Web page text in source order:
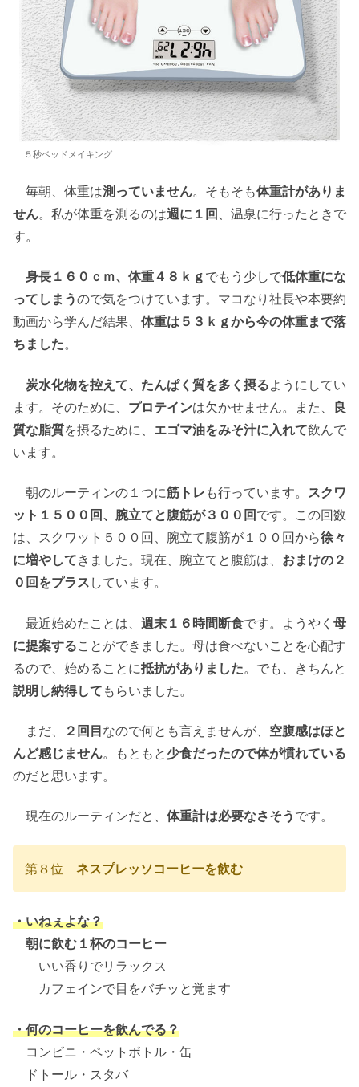
５秒ベッドメイキング
毎朝、体重は測っていません。そもそも体重計がありま
せん。私が体重を測るのは週に１回 、温泉に行ったときで
す。
身長１６０ｃｍ、体重４８ｋｇ でもう少しで低体重にな
ってしまうので気をつけています。マコなり社長や本要約
動画から学んだ結果、 体重は５３ｋｇから今の体重まで落
ちました。
炭水化物を控えて、たんぱく質を多く摂るようにしてい
ます。そのために、 プロテインは欠かせません。また、 良
質な脂質を摂るために、 エゴマ油をみそ汁に入れて飲んで
います。
朝のルーティンの１つに筋トレ も行っています。 スクワ
ット１５００回、腕立てと腹筋が３００回 です。この回数
は、スクワット５００回、腕立て腹筋が１００回から徐々
に増やしてきました。現在、腕立てと腹筋は、 おまけの２
０回をプラス しています。
最近始めたことは、 週末１６時間断食です。ようやく 母
に提案することができました。母は食べないことを心配す
るので、始めることに抵抗がありました。でも、きちんと
説明し納得して もらいました。
まだ、 ２回目なので何とも言えませんが、 空腹感はほと
んど感じません。もともと 少食だったので体が慣れている
のだと思います。
現在のルーティンだと、 体重計は必要なさそう です。
第８位 ネスプレッソコーヒーを飲む
・いねぇよな？
朝に飲む１杯のコーヒー
いい香りでリラックス
カフェインで目をバチッと覚ます
・何のコーヒーを飲んでる？
コンビニ・ペットボトル・缶
ドトール・スタバ